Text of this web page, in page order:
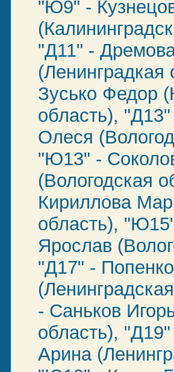
"Ю9" -
"Д11" -
Зусько Федор
область),
Олеся
"Ю13" -
(Вологодская
Кириллова
область),
Ярослав
"Д17" -
- Саньков
область),
Арина